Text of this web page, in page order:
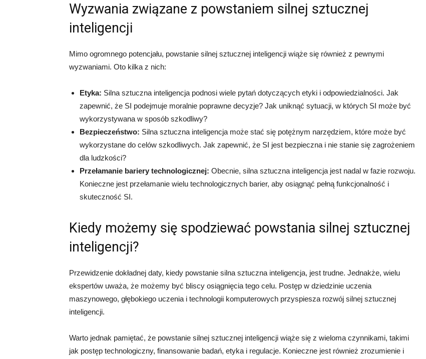
Wyzwania związane z powstaniem silnej sztucznej
inteligencji
Mimo ogromnego potencjału, powstanie silnej sztucznej inteligencji wiąże się również z pewnymi
wyzwaniami. Oto kilka z nich:
Etyka: Silna sztuczna inteligencja podnosi wiele pytań dotyczących etyki i odpowiedzialności. Jak
zapewnić, że SI podejmuje moralnie poprawne decyzje? Jak uniknąć sytuacji, w których SI może być
wykorzystywana w sposób szkodliwy?
Bezpieczeństwo: Silna sztuczna inteligencja może stać się potężnym narzędziem, które może być
wykorzystane do celów szkodliwych. Jak zapewnić, że SI jest bezpieczna i nie stanie się zagrożeniem
dla ludzkości?
Przełamanie bariery technologicznej: Obecnie, silna sztuczna inteligencja jest nadal w fazie rozwoju.
Konieczne jest przełamanie wielu technologicznych barier, aby osiągnąć pełną funkcjonalność i
skuteczność SI.
Kiedy możemy się spodziewać powstania silnej sztucznej
inteligencji?
Przewidzenie dokładnej daty, kiedy powstanie silna sztuczna inteligencja, jest trudne. Jednakże, wielu
ekspertów uważa, że możemy być bliscy osiągnięcia tego celu. Postęp w dziedzinie uczenia
maszynowego, głębokiego uczenia i technologii komputerowych przyspiesza rozwój silnej sztucznej
inteligencji.
Warto jednak pamiętać, że powstanie silnej sztucznej inteligencji wiąże się z wieloma czynnikami, takimi
jak postęp technologiczny, finansowanie badań, etyka i regulacje. Konieczne jest również zrozumienie i